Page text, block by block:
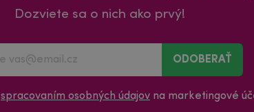
Dozviete sa o nich ako prvý!
ODOBERAŤ
spracovaním osobných údajov na marketingové